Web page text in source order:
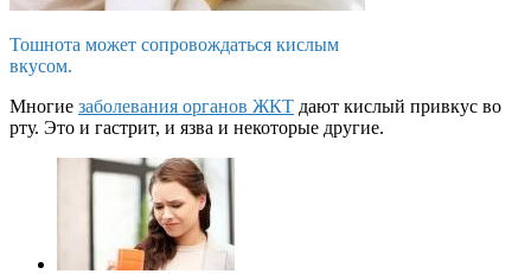
Тошнота может сопровождаться кислым
вкусом.
Многие заболевания органов ЖКТ дают кислый привкус во
рту. Это и гастрит, и язва и некоторые другие.